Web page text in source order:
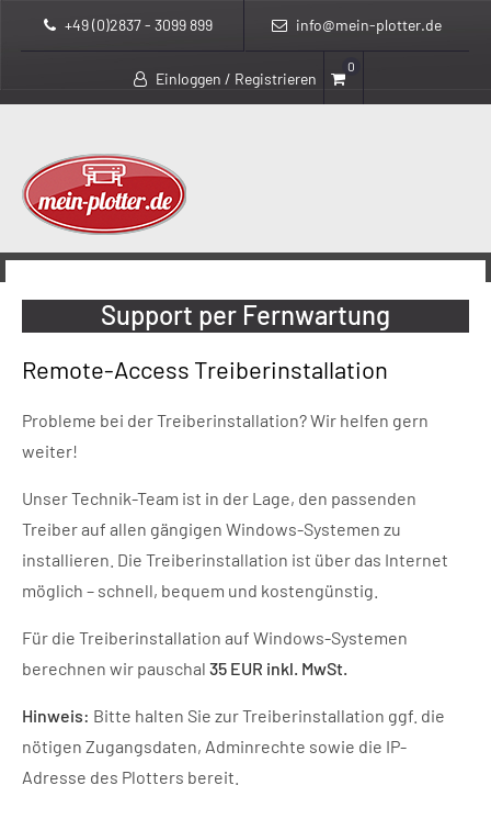
+49 (0)2837 - 3099 899 info@mein-plotter.de
Einloggen / Registrieren
0
>
Support per Fernwartung
Remote-Access Treiberinstallation
Probleme bei der Treiberinstallation? Wir helfen gern
weiter!
Unser Technik-Team ist in der Lage, den passenden
Treiber auf allen gängigen Windows-Systemen zu
installieren. Die Treiberinstallation ist über das Internet
möglich – schnell, bequem und kostengünstig.
Für die Treiberinstallation auf Windows-Systemen
berechnen wir pauschal 35 EUR inkl. MwSt.
Hinweis: Bitte halten Sie zur Treiberinstallation ggf. die
nötigen Zugangsdaten, Adminrechte sowie die IP-
Adresse des Plotters bereit.